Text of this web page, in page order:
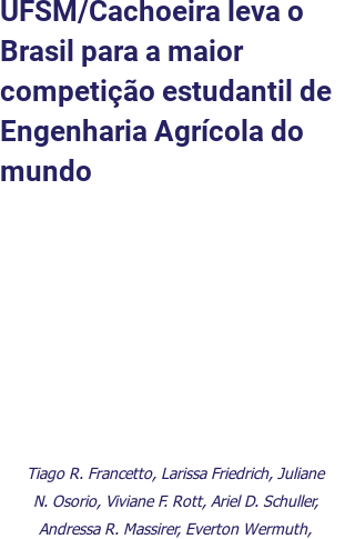
UFSM/Cachoeira leva o
Brasil para a maior
competição estudantil de
Engenharia Agrícola do
mundo
Tiago R. Francetto, Larissa Friedrich, Juliane
N. Osorio, Viviane F. Rott, Ariel D. Schuller,
Andressa R. Massirer, Everton Wermuth,